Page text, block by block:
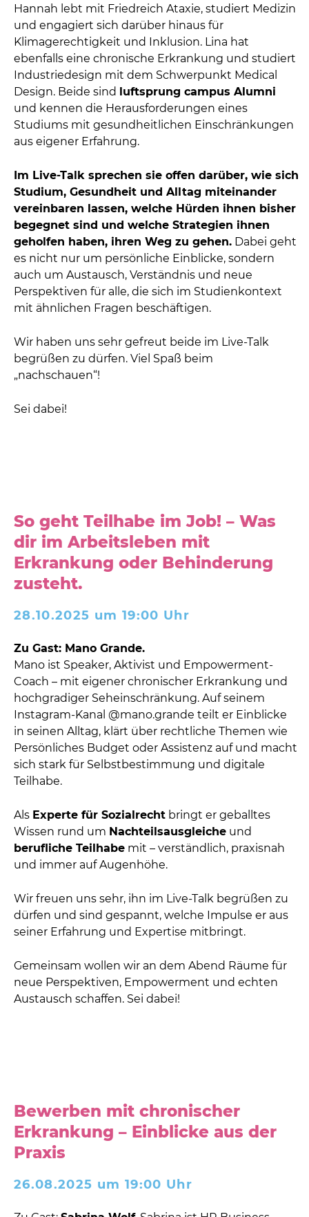
Hannah lebt mit Friedreich Ataxie, studiert Medizin
und engagiert sich darüber hinaus für
Klimagerechtigkeit und Inklusion. Lina hat
ebenfalls eine chronische Erkrankung und studiert
Industriedesign mit dem Schwerpunkt Medical
Design. Beide sind
luftsprung campus Alumni
und kennen die Herausforderungen eines
Studiums mit gesundheitlichen Einschränkungen
aus eigener Erfahrung.
Im Live-Talk sprechen sie offen darüber, wie sich
Studium, Gesundheit und Alltag miteinander
vereinbaren lassen, welche Hürden ihnen bisher
begegnet sind und welche Strategien ihnen
geholfen haben, ihren Weg zu gehen. Dabei geht
es nicht nur um persönliche Einblicke, sondern
auch um Austausch, Verständnis und neue
Perspektiven für alle, die sich im Studienkontext
mit ähnlichen Fragen beschäftigen.
Wir haben uns sehr gefreut beide im Live-Talk
begrüßen zu dürfen. Viel Spaß beim
„nachschauen“!
Sei dabei!
So geht Teilhabe im Job! – Was
dir im Arbeitsleben mit
Erkrankung oder Behinderung
zusteht.
28.10.2025 um 19:00 Uhr
Zu Gast: Mano Grande.
Mano ist Speaker, Aktivist und Empowerment-
Coach – mit eigener chronischer Erkrankung und
hochgradiger Seheinschränkung. Auf seinem
Instagram-Kanal @mano.grande teilt er Einblicke
in seinen Alltag, klärt über rechtliche Themen wie
Persönliches Budget oder Assistenz auf und macht
sich stark für Selbstbestimmung und digitale
Teilhabe.
Als Experte für Sozialrecht bringt er geballtes
Wissen rund um Nachteilsausgleiche und
berufliche Teilhabe mit – verständlich, praxisnah
und immer auf Augenhöhe.
Wir freuen uns sehr, ihn im Live-Talk begrüßen zu
dürfen und sind gespannt, welche Impulse er aus
seiner Erfahrung und Expertise mitbringt.
Gemeinsam wollen wir an dem Abend Räume für
neue Perspektiven, Empowerment und echten
Austausch schaffen. Sei dabei!
Bewerben mit chronischer
Erkrankung – Einblicke aus der
Praxis
26.08.2025 um 19:00 Uhr